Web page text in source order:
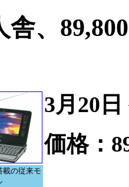
舎、
の従来モ
3月20
価格：